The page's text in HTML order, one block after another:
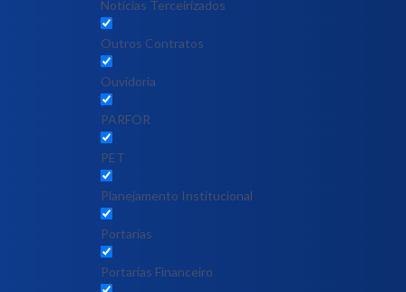
Notícias Terceirizados
Outros Contratos
Ouvidoria
PARFOR
PET
Planejamento Institucional
Portarias
Portarias Financeiro